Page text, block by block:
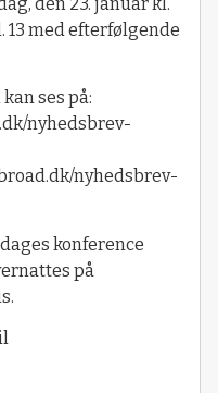
13 med efterfølgende
ses på:
nyhedsbrev-
nyhedsbrev-
konference
på